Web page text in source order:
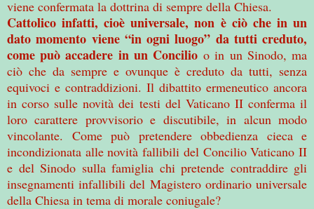
viene confermata la dottrina di sempre della Chiesa.
Cattolico infatti, cioè universale, non è ciò che in un
dato momento viene “in ogni luogo” da tutti creduto,
come può accadere in un Concilio o in un Sinodo, ma
ciò che da sempre e ovunque è creduto da tutti, senza
equivoci e contraddizioni. Il dibattito ermeneutico ancora
in corso sulle novità dei testi del Vaticano II conferma il
loro carattere provvisorio e discutibile, in alcun modo
vincolante. Come può pretendere obbedienza cieca e
incondizionata alle novità fallibili del Concilio Vaticano II
e del Sinodo sulla famiglia chi pretende contraddire gli
insegnamenti infallibili del Magistero ordinario universale
della Chiesa in tema di morale coniugale?